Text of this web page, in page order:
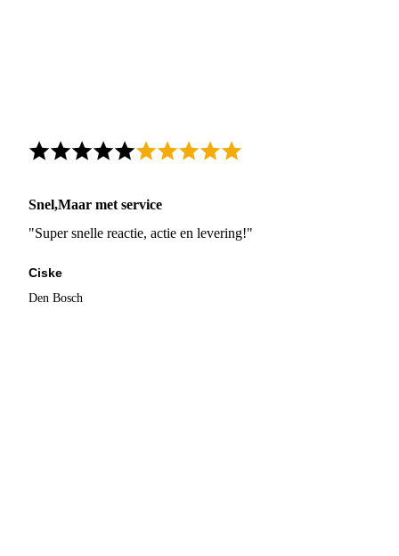
Snel,Maar met service
"Super snelle reactie, actie en levering!"
Ciske
Den Bosch